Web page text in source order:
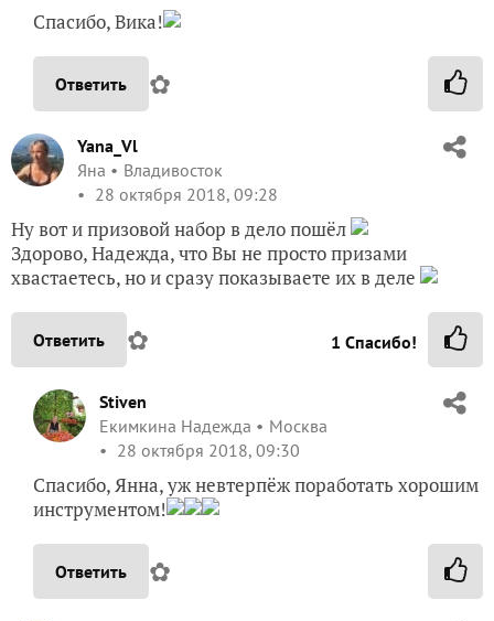
Спасибо, Вика!
Ответить ✿
Yana_Vl
Яна
Владивосток
28 октября 2018, 09:28
Ну вот и призовой набор в дело пошёл
Здорово, Надежда, что Вы не просто призами
хвастаетесь, но и сразу показываете их в деле
Ответить ✿ 1 Спасибо!
Stiven
Екимкина Надежда
Москва
28 октября 2018, 09:30
Спасибо, Янна, уж невтерпёж поработать хорошим
инструментом!
Ответить ✿